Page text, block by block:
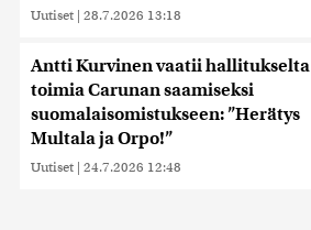
Uutiset | 28.7.2026 13:18
Antti Kurvinen vaatii hallitukselta
toimia Carunan saamiseksi
suomalaisomistukseen: ”Herätys
Multala ja Orpo!”
Uutiset | 24.7.2026 12:48